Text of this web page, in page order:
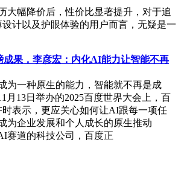
大幅降价后，性价比显著提升，对于追
计以及护眼体验的用户而言，无疑是一
果，李彦宏：内化AI能力让智能不再
为一种原生的能力，智能就不再是成
月13日举办的2025百度世界大会上，百
表示，更应关心如何让AI跟每一项任
为企业发展和个人成长的原生推动
赛道的科技公司，百度正